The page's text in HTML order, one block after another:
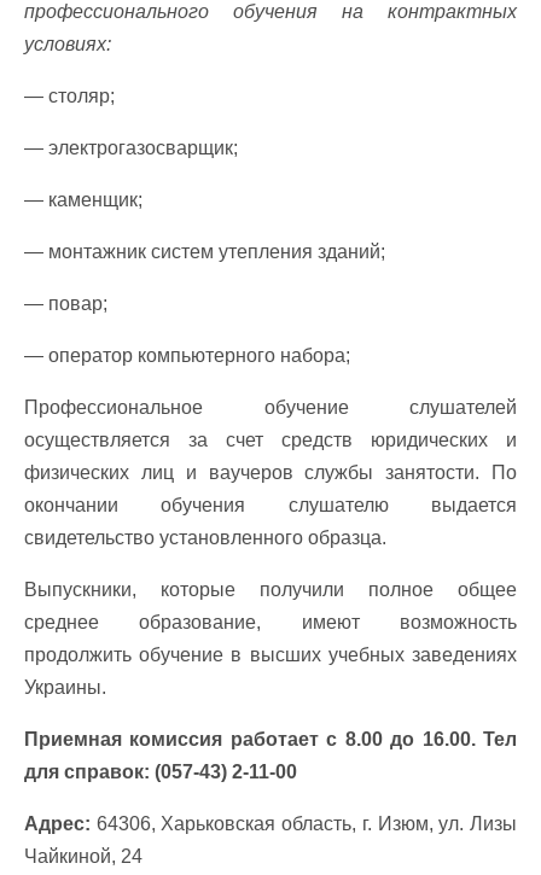
профессионального обучения на контрактных
условиях:
— столяр;
— электрогазосварщик;
— каменщик;
— монтажник систем утепления зданий;
— повар;
— оператор компьютерного набора;
Профессиональное обучение слушателей
осуществляется за счет средств юридических и
физических лиц и ваучеров службы занятости. По
окончании обучения слушателю выдается
свидетельство установленного образца.
Выпускники, которые получили полное общее
среднее образование, имеют возможность
продолжить обучение в высших учебных заведениях
Украины.
Приемная комиссия работает с 8.00 до 16.00. Тел
для справок: (057-43) 2-11-00
Адрес: 64306, Харьковская область, г. Изюм,ул. Лизы
Чайкиной, 24